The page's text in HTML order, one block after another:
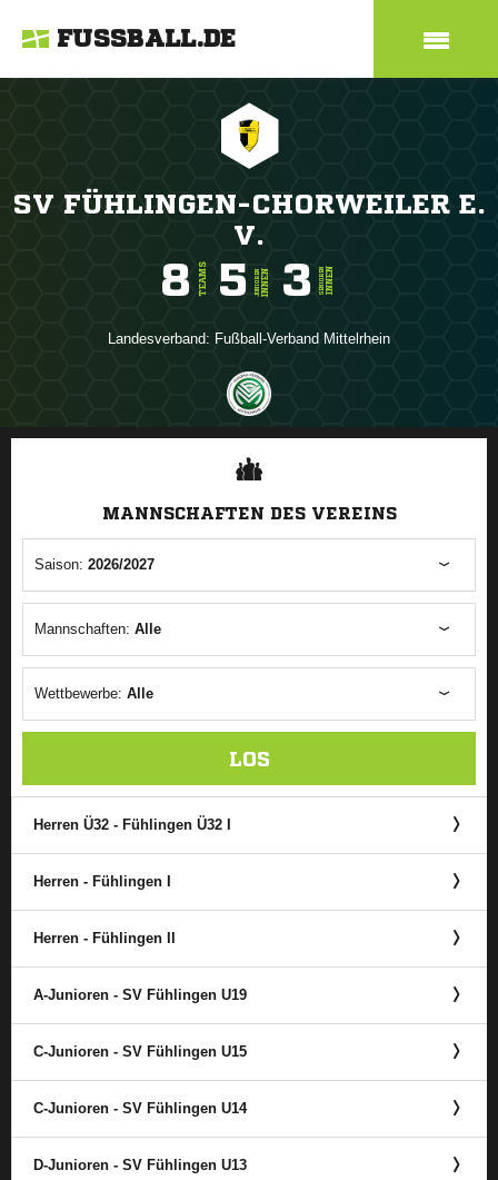
FUSSBALL.DE
SV FÜHLINGEN-CHORWEILER E.
V.
8 TEAMS 5 JUNIORENINNEN 3 SENIORENINNEN
Landesverband: Fußball-Verband Mittelrhein
ANZEIGE
MANNSCHAFTEN DES VEREINS
Saison: 2026/2027
Mannschaften: Alle
Wettbewerbe: Alle
LOS
Herren Ü32 - Fühlingen Ü32 I
Herren - Fühlingen I
Herren - Fühlingen II
A-Junioren - SV Fühlingen U19
C-Junioren - SV Fühlingen U15
C-Junioren - SV Fühlingen U14
D-Junioren - SV Fühlingen U13